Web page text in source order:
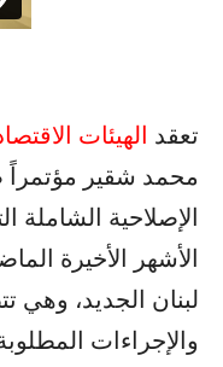
تعقد الهيئات
محمد شقير مؤتمراً
الإصلاحية
الأشهر الأخيرة
لبنان الجديد، وهي
والإجراءات